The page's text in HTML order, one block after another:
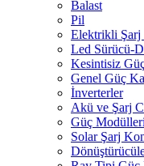
Balast
Pil
Elektrikli Şarj
Led Sürücü-
Kesintisiz
Genel Güç
İnverterler
Akü ve Şarj
Güç Modülleri
Solar Şarj